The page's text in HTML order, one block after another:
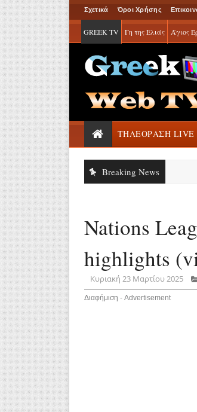
Σχετικά Όροι Χρήσης
GREEK TV Γη της Ελιάς Άγιος
ΤΗΛΕΟΡΑΣΗ LIVE
Breaking News
Nations
highlights
Κυριακή 23 Μαρτίου 2025
Διαφήμιση - Advertisement